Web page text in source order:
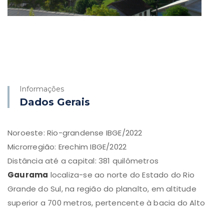
Ver mais
Secretaria de Assistência Social, Trabalho
e Habitação
Ver mais
Informações
Dados Gerais
Noroeste: Rio-grandense IBGE/2022
Microrregião: Erechim IBGE/2022
Distância até a capital: 381 quilômetros
Gaurama localiza-se ao norte do Estado do Rio
Grande do Sul, na região do planalto, em altitude
superior a 700 metros, pertencente à bacia do Alto